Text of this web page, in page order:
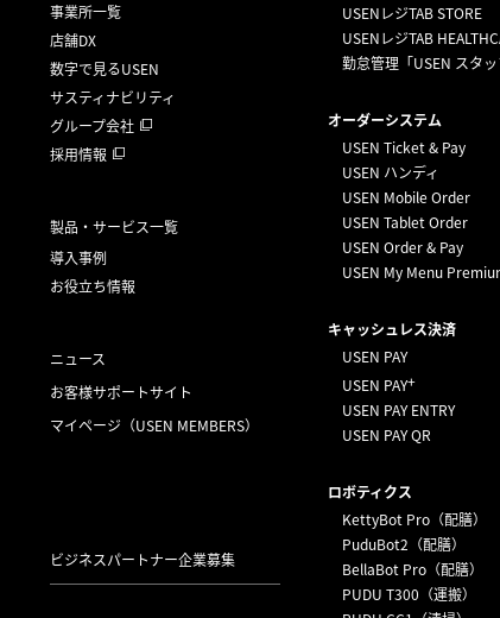
事業所一覧
店舗DX
数字で見るUSEN
サスティナビリティ
グループ会社
採用情報
製品・サービス一覧
導入事例
お役立ち情報
ニュース
お客様サポートサイト
マイページ （USEN MEMBERS）
ビジネスパートナー企業募集
USENレジTAB STORE
USENレジTAB
勤怠管理「USEN スタッ
オーダーシステム
USEN Ticket & Pay
USEN ハンディ
USEN Mobile Order
USEN Tablet Order
USEN Order & Pay
USEN My Menu
キャッシュレス決済
USEN PAY
USEN PAY+
USEN PAY ENTRY
USEN PAY QR
ロボティクス
KettyBot Pro（配膳）
PuduBot2（配膳）
BellaBot Pro（配膳）
PUDU T300（運搬）